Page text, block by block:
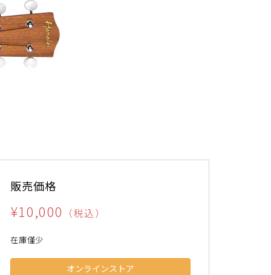
販売価格
¥10,000 （税込）
在庫僅少
オンラインストア